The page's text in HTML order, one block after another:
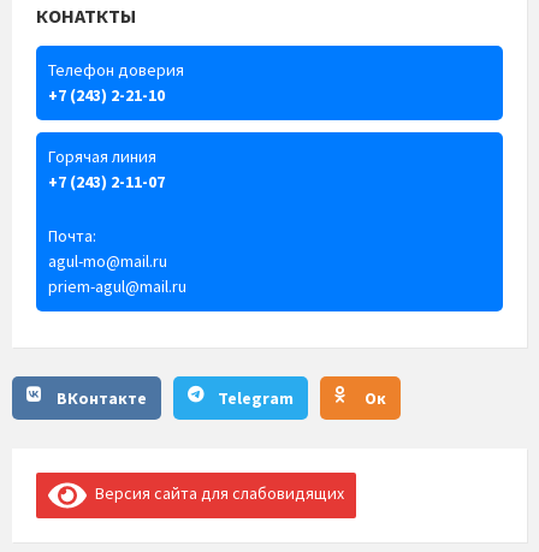
КОНАТКТЫ
Телефон доверия
+7 (243) 2-21-10
Горячая линия
+7 (243) 2-11-07
Почта:
agul-mo@mail.ru
priem-agul@mail.ru
ВКонтакте Telegram Ок
Версия сайта для слабовидящих